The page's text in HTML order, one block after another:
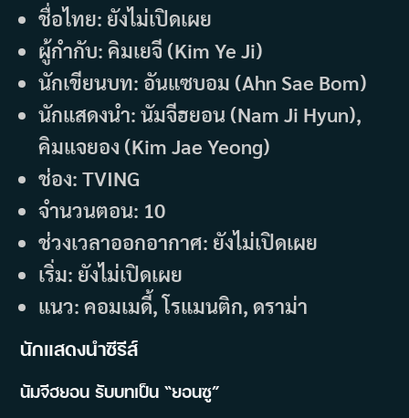
ชื่อไทย: ยังไม่เปิดเผย
ผู้กำกับ: คิมเยจี (Kim Ye Ji)
นักเขียนบท: อันแซบอม (Ahn Sae Bom)
นักแสดงนำ: นัมจีฮยอน (Nam Ji Hyun),
คิมแจยอง (Kim Jae Yeong)
ช่อง: TVING
จำนวนตอน: 10
ช่วงเวลาออกอากาศ: ยังไม่เปิดเผย
เริ่ม: ยังไม่เปิดเผย
แนว: คอมเมดี้, โรแมนติก, ดราม่า
นักแสดงนำซีรีส์
นัมจีฮยอน รับบทเป็น “ยอนซู”